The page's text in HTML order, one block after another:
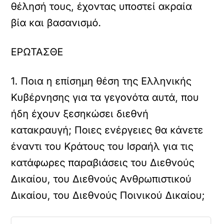
θέλησή τους, έχοντας υποστεί ακραία
βία και βασανισμό.
ΕΡΩΤΑΣΘΕ
1. Ποια η επίσημη θέση της Ελληνικής
Κυβέρνησης για τα γεγονότα αυτά, που
ήδη έχουν ξεσηκώσει διεθνή
κατακραυγή; Ποιες ενέργειες θα κάνετε
έναντι του Κράτους του Ισραήλ για τις
κατάφωρες παραβιάσεις του Διεθνούς
Δικαίου, του Διεθνούς Ανθρωπιστικού
Δικαίου, του Διεθνούς Ποινικού Δικαίου;